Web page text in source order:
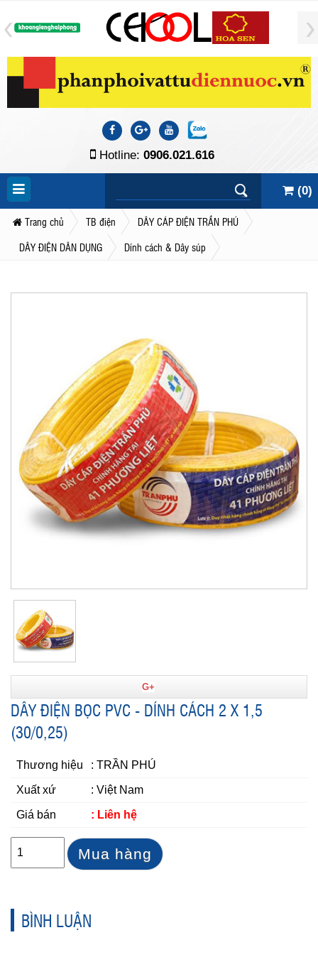
Hotline: 0906.021.616
(0)
Trang chủ TB điện
DÂY CÁP ĐIỆN TRẦN PHÚ
DÂY ĐIỆN DÂN DỤNG
Dính cách & Dây súp
G+
DÂY ĐIỆN BỌC PVC - DÍNH CÁCH 2 X 1,5
(30/0,25)
Thương hiệu : TRẦN PHÚ
Xuất xứ : Việt Nam
Giá bán : Liên hệ
Mua hàng
BÌNH LUẬN